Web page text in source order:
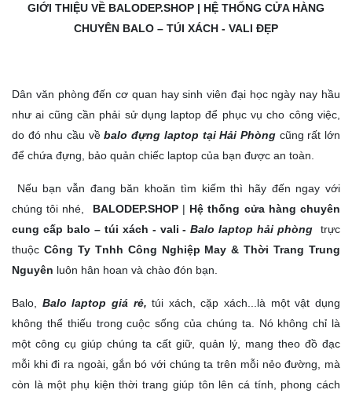
GIỚI THIỆU VỀ BALODEP.SHOP | HỆ THỐNG CỬA HÀNG
CHUYÊN BALO – TÚI XÁCH - VALI ĐẸP
Dân văn phòng đến cơ quan hay sinh viên đại học ngày nay hầu
như ai cũng cần phải sử dụng laptop để phục vụ cho công việc,
do đó nhu cầu vềbalo đựng laptop tại Hải Phòngcũng rất lớn
để chứa đựng, bảo quản chiếc laptop của bạn được an toàn.
Nếu bạn vẫn đang băn khoăn tìm kiếm thì hãy đến ngay với
chúng tôi nhé, BALODEP.SHOP | Hệ thống cửa hàng chuyên
cung cấp balo – túi xách - vali -Balo laptop hải phòngtrực
thuộc Công Ty Tnhh Công Nghiệp May & Thời Trang Trung
Nguyên luôn hân hoan và chào đón bạn.
Balo, Balo laptop giá rẻ,túi xách, cặp xách...là một vật dụng
không thể thiếu trong cuộc sống của chúng ta. Nó không chỉ là
một công cụ giúp chúng ta cất giữ, quản lý, mang theo đồ đạc
mỗi khi đi ra ngoài, gắn bó với chúng ta trên mỗi nẻo đường, mà
còn là một phụ kiện thời trang giúp tôn lên cá tính, phong cách